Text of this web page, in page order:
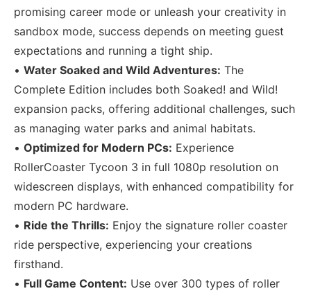
promising career mode or unleash your creativity in
sandbox mode, success depends on meeting guest
expectations and running a tight ship.
• Water Soaked and Wild Adventures: The
Complete Edition includes both Soaked! and Wild!
expansion packs, offering additional challenges, such
as managing water parks and animal habitats.
• Optimized for Modern PCs: Experience
RollerCoaster Tycoon 3 in full 1080p resolution on
widescreen displays, with enhanced compatibility for
modern PC hardware.
• Ride the Thrills: Enjoy the signature roller coaster
ride perspective, experiencing your creations
firsthand.
• Full Game Content: Use over 300 types of roller